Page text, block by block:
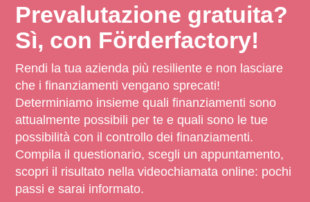
Prevalutazione gratuita?
Sì, con Förderfactory!
Rendi la tua azienda più resiliente e non lasciare
che i finanziamenti vengano sprecati!
Determiniamo insieme quali finanziamenti sono
attualmente possibili per te e quali sono le tue
possibilità con il controllo dei finanziamenti.
Compila il questionario, scegli un appuntamento,
scopri il risultato nella videochiamata online: pochi
passi e sarai informato.